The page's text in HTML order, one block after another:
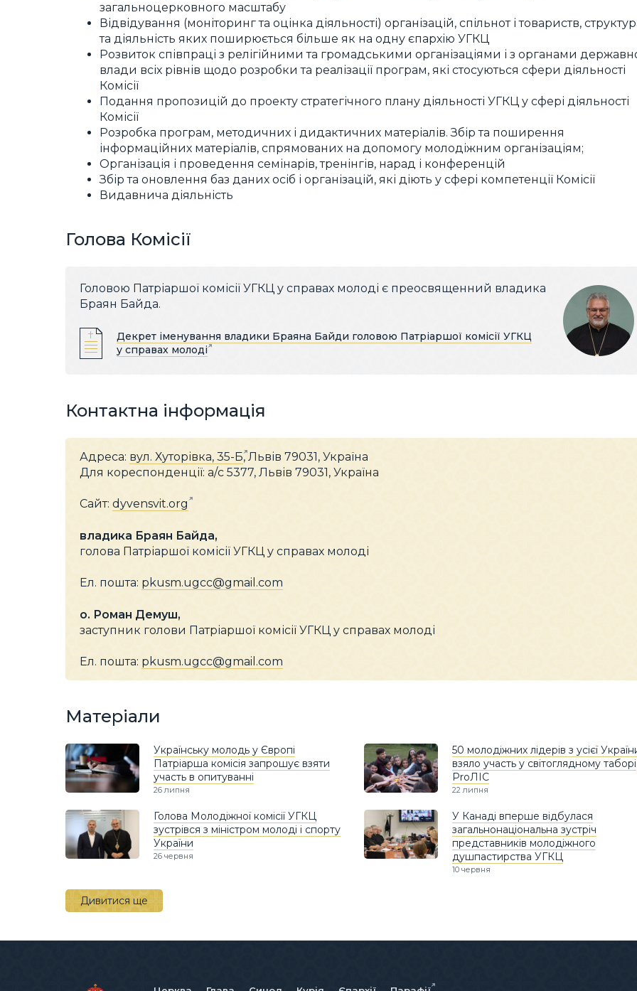
загальноцерковного масштабу
Відвідування (моніторинг та оцінка діяльності) організацій, спільнот і товариств,
та діяльність яких поширюється більше як на одну єпархію УГКЦ
Розвиток співпраці з релігійними та громадськими організаціями і з органами
влади всіх рівнів щодо розробки та реалізації програм, які стосуються сфери діяльності
Комісії
Подання пропозицій до проекту стратегічного плану діяльності УГКЦ у сфері діяльності
Комісії
Розробка програм, методичних і дидактичних матеріалів. Збір та поширення
інформаційних матеріалів, спрямованих на допомогу молодіжним організаціям;
Організація і проведення семінарів, тренінгів, нарад і конференцій
Збір та оновлення баз даних осіб і організацій, які діють у сфері компетенції Комісії
Видавнича діяльність
Голова Комісії
Головою Патріаршої комісії УГКЦ у справах молоді є преосвященний владика
Браян Байда.
Декрет іменування владики Браяна Байди головою Патріаршої комісії УГКЦ
у справах молоді
Контактна інформація
Адреса: вул. Хуторівка, 35-Б, Львів 79031, Україна
Для кореспонденції: а/с 5377, Львів 79031, Україна
Сайт: dyvensvit.org
владика Браян Байда,
голова Патріаршої комісії УГКЦ у справах молоді
Ел. пошта: pkusm.ugcc@gmail.com
о. Роман Демуш,
заступник голови Патріаршої комісії УГКЦ у справах молоді
Ел. пошта: pkusm.ugcc@gmail.com
Матеріали
Українську молодь у Європі
Патріарша комісія запрошує взяти
участь в опитуванні
26 липня
50 молодіжних лідерів з усієї
взяло участь у світоглядному таборі
ProЛІС
22 липня
Голова Молодіжної комісії УГКЦ
зустрівся з міністром молоді і спорту
України
26 червня
У Канаді вперше відбулася
загальнонаціональна зустріч
представників молодіжного
душпастирства УГКЦ
10 червня
Дивитися ще